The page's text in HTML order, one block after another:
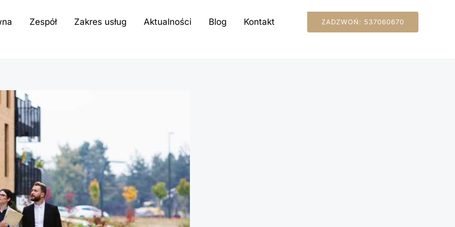
Zespół Zakres usług Aktualności Blog Kontakt ZADZWOŃ: 537060670